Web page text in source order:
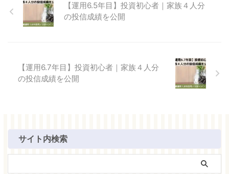
【運用6.5年目】投資初心者｜家族４人分
の投信成績を公開
【運用6.7年目】投資初心者｜家族４人分
の投信成績を公開
サイト内検索